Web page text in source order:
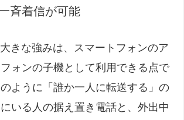
斉着信が可能
きな強みは、スマートフォンのア
ォンの子機として利用できる点で
ように「誰か一人に転送する」の
いる人の据え置き電話と、外出中